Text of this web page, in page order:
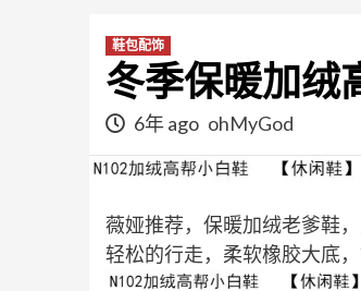
鞋包配饰
冬季保暖加绒
6年 ago ohMyGod
薇娅推荐，保暖加绒老爹鞋
轻松的行走，柔软橡胶大底